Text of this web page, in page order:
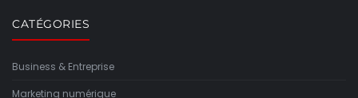
CATÉGORIES
Business & Entreprise
Marketing numérique